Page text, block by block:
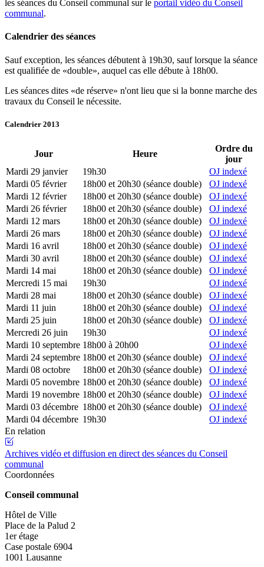
les séances du Conseil communal sur le portail vidéo du Conseil
communal.
Calendrier des séances
Sauf exception, les séances débutent à 19h30, sauf lorsque la séance
est qualifiée de «double», auquel cas elle débute à 18h00.
Les séances dites «de réserve» n'ont lieu que si la bonne marche des
travaux du Conseil le nécessite.
Calendrier 2013
Jour Heure
Ordre du
jour
Mardi 29 janvier
19h30
OJ indexé
Mardi 05 février
18h00 et 20h30 (séance double)
OJ indexé
Mardi 12 février
18h00 et 20h30 (séance double)
OJ indexé
Mardi 26 février
18h00 et 20h30 (séance double)
OJ indexé
Mardi 12 mars
18h00 et 20h30 (séance double)
OJ indexé
Mardi 26 mars
18h00 et 20h30 (séance double)
OJ indexé
Mardi 16 avril
18h00 et 20h30 (séance double)
OJ indexé
Mardi 30 avril
18h00 et 20h30 (séance double)
OJ indexé
Mardi 14 mai
18h00 et 20h30 (séance double)
OJ indexé
Mercredi 15 mai
19h30
OJ indexé
Mardi 28 mai
18h00 et 20h30 (séance double)
OJ indexé
Mardi 11 juin
18h00 et 20h30 (séance double)
OJ indexé
Mardi 25 juin
18h00 et 20h30 (séance double)
OJ indexé
Mercredi 26 juin
19h30
OJ indexé
Mardi 10 septembre 18h00 à 20h00
OJ indexé
Mardi 24 septembre 18h00 et 20h30 (séance double)
OJ indexé
Mardi 08 octobre
18h00 et 20h30 (séance double)
OJ indexé
Mardi 05 novembre 18h00 et 20h30 (séance double)
OJ indexé
Mardi 19 novembre 18h00 et 20h30 (séance double)
OJ indexé
Mardi 03 décembre 18h00 et 20h30 (séance double)
OJ indexé
Mardi 04 décembre 19h30
OJ indexé
En relation
Archives vidéo et diffusion en direct des séances du Conseil
communal
Coordonnées
Conseil communal
Hôtel de Ville
Place de la Palud 2
1er étage
Case postale 6904
1001 Lausanne